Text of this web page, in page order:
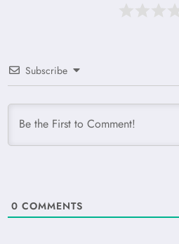
Subscribe
0 COMMENTS